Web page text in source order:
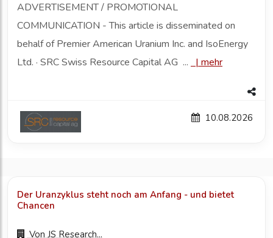
ADVERTISEMENT / PROMOTIONAL
COMMUNICATION - This article is disseminated on
behalf of Premier American Uranium Inc. and IsoEnergy
Ltd. · SRC Swiss Resource Capital AG ...
| mehr
10.08.2026
Der Uranzyklus steht noch am Anfang - und bietet
Chancen
Von JS Research...